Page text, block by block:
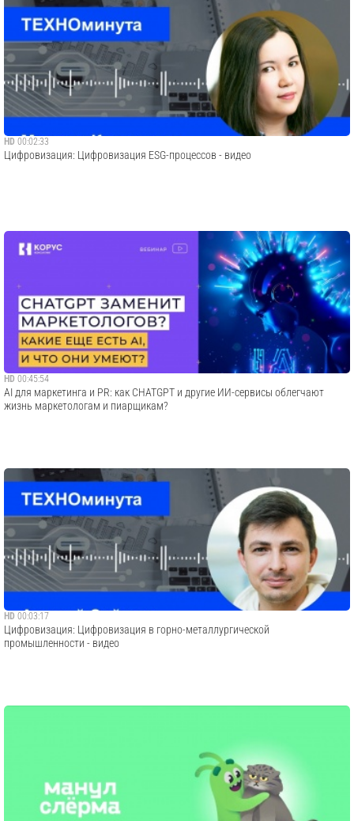
HD 00:02:33
Цифровизация: Цифровизация ESG-процессов - видео
HD 00:45:54
AI для маркетинга и PR: как CHATGPT и другие ИИ-сервисы облегчают
жизнь маркетологам и пиарщикам?
HD 00:03:17
Цифровизация: Цифровизация в горно-металлургической
промышленности - видео